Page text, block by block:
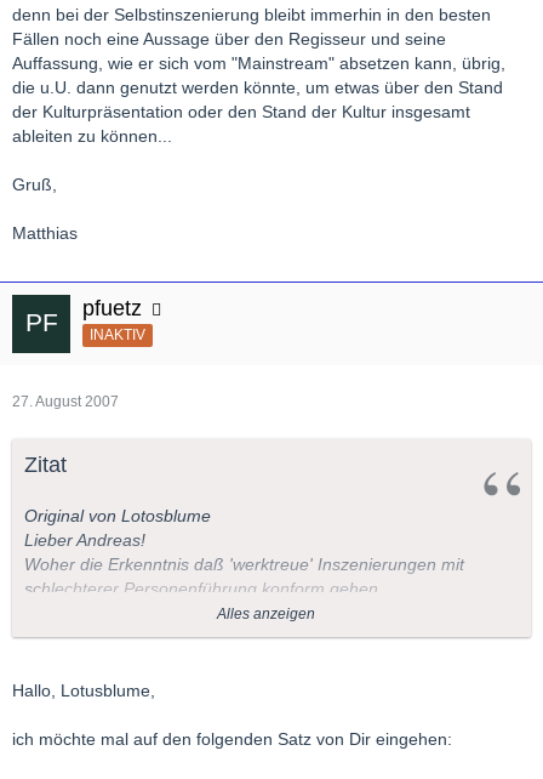
sind, sind sie nutzlos.
Und noch eine Anmerkung am Rande: Werktreue
Inszenierungen gehen meiner Erfahrung nach meist mit einer
sehr schlechten Personenführung einher. Es hat oft den
Eindruck, dass die Regie sich auf schöne Bild verlässt – mir
denn bei der Selbstinszenierung bleibt immerhin in den besten
Fällen noch eine Aussage über den Regisseur und seine
Auffassung, wie er sich vom "Mainstream" absetzen kann, übrig,
die u.U. dann genutzt werden könnte, um etwas über den Stand
der Kulturpräsentation oder den Stand der Kultur insgesamt
ableiten zu können...
Gruß,
Matthias
pfuetz
INAKTIV
27. August 2007
Zitat
Original von Lotosblume
Lieber Andreas!
Woher die Erkenntnis daß 'werktreue' Inszenierungen mit
schlechterer Personenführung konform gehen.
Das kommt doch nur auf den Regisseur,aber nicht auf die
Inszenierung an.
verwechselt.
Regisseure.
Alles anzeigen
Hallo, Lotusblume,
ich möchte mal auf den folgenden Satz von Dir eingehen: